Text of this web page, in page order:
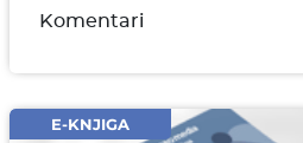
Komentari
Email* obavezno
E-KNJIGA